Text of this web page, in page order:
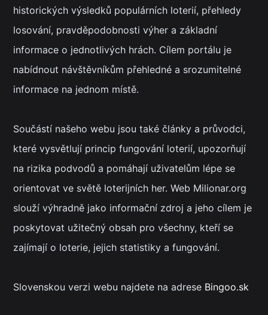
historických výsledků populárních loterií, přehledy
losování, pravděpodobnosti výher a základní
informace o jednotlivých hrách. Cílem portálu je
nabídnout návštěvníkům přehledné a srozumitelné
informace na jednom místě.
Součástí našeho webu jsou také články a průvodci,
které vysvětlují princip fungování loterií, upozorňují
na rizika podvodů a pomáhají uživatelům lépe se
orientovat ve světě loterijních her. Web Milionar.org
slouží výhradně jako informační zdroj a jeho cílem je
poskytovat užitečný obsah pro všechny, kteří se
zajímají o loterie, jejich statistiky a fungování.
Slovenskou verzi webu najdete na adrese Bingoo.sk